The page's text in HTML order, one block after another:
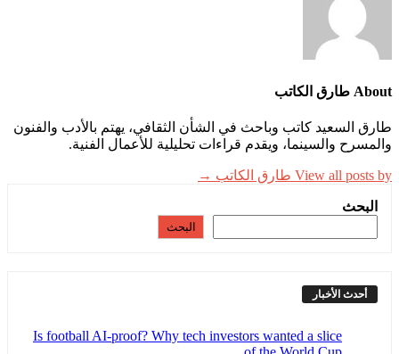
About طارق الكاتب
طارق السعيد كاتب وباحث في الشأن الثقافي، يهتم بالأدب والفنون
والمسرح والسينما، ويقدم قراءات تحليلية للأعمال الفنية.
View all posts by طارق الكاتب →
البحث
البحث
أحدث الأخبار
Is football AI-proof? Why tech investors wanted a slice